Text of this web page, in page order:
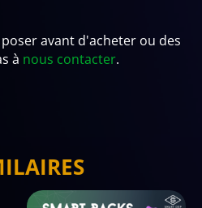
avant d'acheter ou des
à nous contacter.